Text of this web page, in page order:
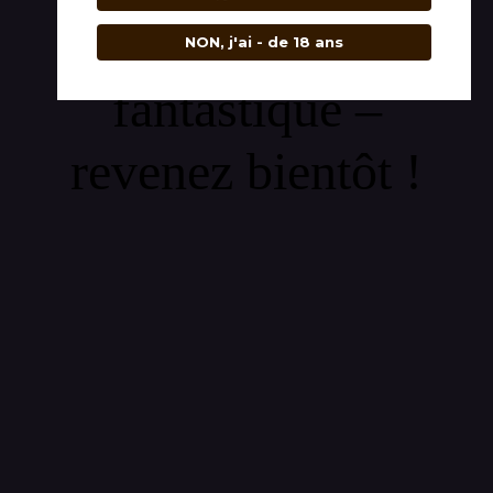
quelque chose de
fantastique –
revenez bientôt !
NON, j'ai - de 18 ans